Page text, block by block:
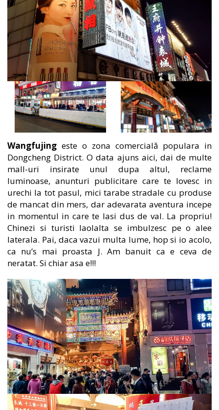
Wangfujing este o zona comercială populara in
Dongcheng District. O data ajuns aici, dai de multe
mall-uri insirate unul dupa altul, reclame
luminoase, anunturi publicitare care te lovesc in
urechi la tot pasul, mici tarabe stradale cu produse
de mancat din mers, dar adevarata aventura incepe
in momentul in care te lasi dus de val. La propriu!
Chinezi si turisti laolalta se imbulzesc pe o alee
laterala. Pai, daca vazui multa lume, hop si io acolo,
ca nu’s mai proasta J. Am banuit ca e ceva de
neratat. Si chiar asa e!!!